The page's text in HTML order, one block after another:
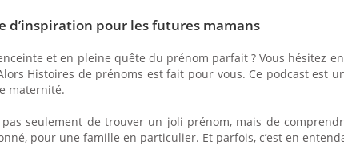
d’inspiration pour les futures mamans
et en pleine quête du prénom parfait ? Vous hésitez
Histoires de prénoms est fait pour vous. Ce podcast est
maternité.
pas seulement de trouver un joli prénom, mais de
pour une famille en particulier. Et parfois, c’est en